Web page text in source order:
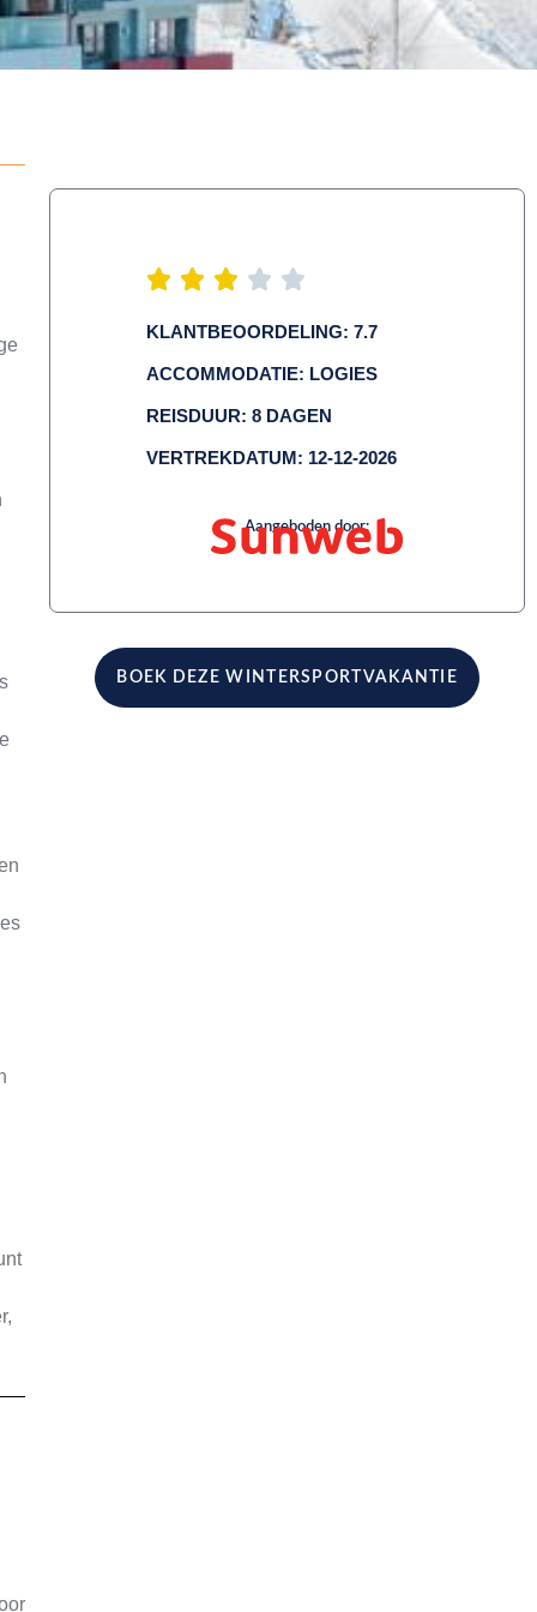
KLANTBEOORDELING: 7.7
ACCOMMODATIE: LOGIES
REISDUUR: 8 DAGEN
VERTREKDATUM: 12-12-2026
Aangeboden door:
BOEK DEZE WINTERSPORTVAKANTIE